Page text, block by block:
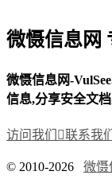
微慑信息网
微慑信息网-
信息,分享安全文档
访问我们 联系我们
© 2010-2026 微慑